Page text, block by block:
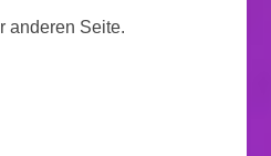
anderen Seite.